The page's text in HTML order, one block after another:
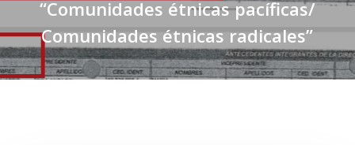
“Comunidades étnicas pacíficas/
Comunidades étnicas radicales”